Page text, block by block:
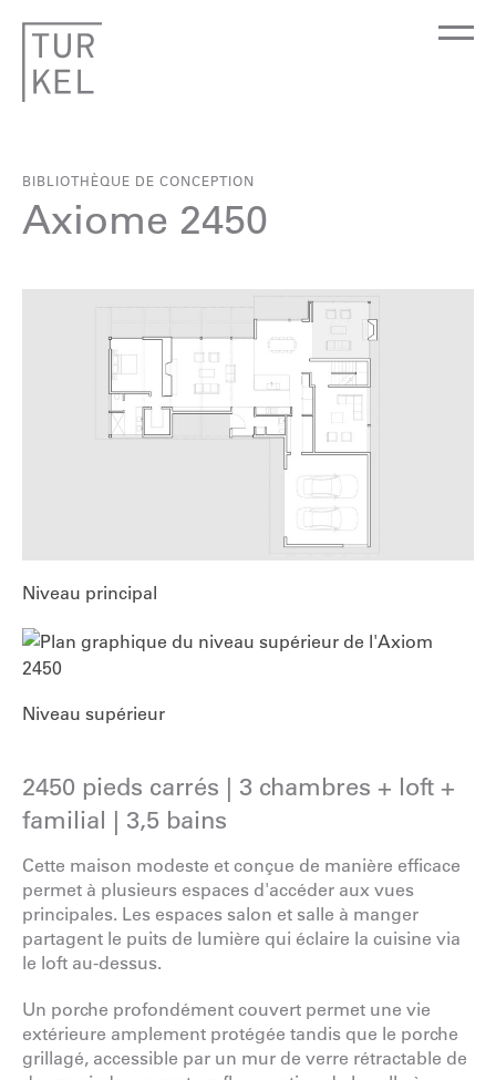
BIBLIOTHÈQUE DE CONCEPTION
Axiome 2450
Niveau principal
Niveau supérieur
2450 pieds carrés | 3 chambres + loft +
familial | 3,5 bains
Cette maison modeste et conçue de manière efficace
permet à plusieurs espaces d'accéder aux vues
principales. Les espaces salon et salle à manger
partagent le puits de lumière qui éclaire la cuisine via
le loft au-dessus.
Un porche profondément couvert permet une vie
extérieure amplement protégée tandis que le porche
grillagé, accessible par un mur de verre rétractable de